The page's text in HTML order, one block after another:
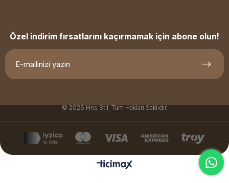
Özel indirim fırsatlarını kaçırmamak için abone olun!
© 2026 Hns Stil. Tüm Hakları Saklıdır.